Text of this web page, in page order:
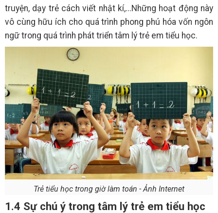
truyện, dạy trẻ cách viết nhật kí,...Những hoạt động này
vô cùng hữu ích cho quá trình phong phú hóa vốn ngôn
ngữ trong quá trình phát triển tâm lý trẻ em tiểu học.
Trẻ tiểu học trong giờ làm toán - Ảnh Internet
1.4 Sự chú ý trong tâm lý trẻ em tiểu học